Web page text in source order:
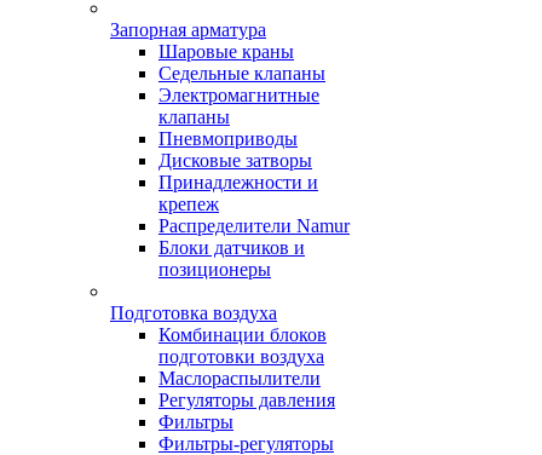
Запорная арматура
Шаровые краны
Седельные клапаны
Электромагнитные
клапаны
Пневмоприводы
Дисковые затворы
Принадлежности и
крепеж
Распределители Namur
Блоки датчиков и
позиционеры
Подготовка воздуха
Комбинации блоков
подготовки воздуха
Маслораспылители
Регуляторы давления
Фильтры
Фильтры-регуляторы